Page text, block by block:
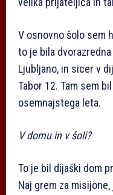
V osnovno šolo sem
to je bila
Ljubljano, in sicer v
Tabor 12. Tam sem
osemnajstega leta.
V domu in v šoli?
To je bil dijaški dom
Naj grem za